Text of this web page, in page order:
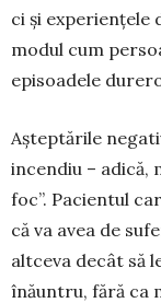
ci și experiențele
modul cum
episoadele
Așteptările
incendiu – adică,
foc”. Pacientul
că va avea de
altceva decât să
înăuntru, fără ca